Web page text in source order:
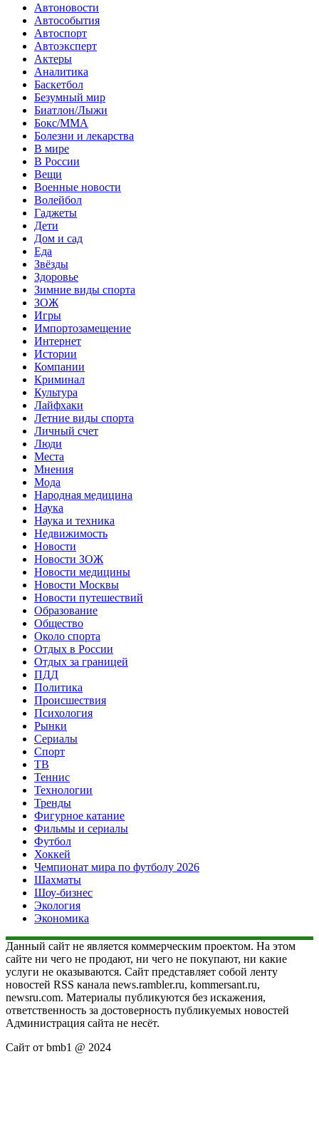
Автоновости
Автособытия
Автоспорт
Автоэксперт
Актеры
Аналитика
Баскетбол
Безумный мир
Биатлон/Лыжи
Бокс/MMA
Болезни и лекарства
В мире
В России
Вещи
Военные новости
Волейбол
Гаджеты
Дети
Дом и сад
Еда
Звёзды
Здоровье
Зимние виды спорта
ЗОЖ
Игры
Импортозамещение
Интернет
Истории
Компании
Криминал
Культура
Лайфхаки
Летние виды спорта
Личный счет
Люди
Места
Мнения
Мода
Народная медицина
Наука
Наука и техника
Недвижимость
Новости
Новости ЗОЖ
Новости медицины
Новости Москвы
Новости путешествий
Образование
Общество
Около спорта
Отдых в России
Отдых за границей
ПДД
Политика
Происшествия
Психология
Рынки
Сериалы
Спорт
ТВ
Теннис
Технологии
Тренды
Фигурное катание
Фильмы и сериалы
Футбол
Хоккей
Чемпионат мира по футболу 2026
Шахматы
Шоу-бизнес
Экология
Экономика
Данный сайт не является коммерческим проектом. На этом
сайте ни чего не продают, ни чего не покупают, ни какие
услуги не оказываются. Сайт представляет собой ленту
новостей RSS канала news.rambler.ru, kommersant.ru,
newsru.com. Материалы публикуются без искажения,
ответственность за достоверность публикуемых новостей
Администрация сайта не несёт.
Сайт от bmb1 @ 2024